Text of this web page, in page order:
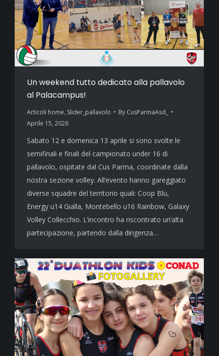
Un weekend tutto dedicato alla pallavolo
al Palacampus!
Articoli home, Slider_pallavolo By CusParmaAsd_
Aprile 15, 2026
Sabato 12 e domenica 13 aprile si sono svolte le
semifinali e finali del campionato under 16 di
pallavolo, ospitate dal Cus Parma, coordinate dalla
nostra sezione volley. All’evento hanno gareggiato
diverse squadre del territorio quali: Coop Blu,
Energy u14 Gialla, Montebello u16 Rainbow, Galaxy
Volley Collecchio. L’incontro ha riscontrato un’alta
partecipazione, partendo dalla dirigenza…